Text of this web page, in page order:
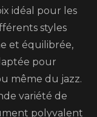
idéal pour les
styles
et équilibrée,
pour
même du jazz.
variété de
polyvalent